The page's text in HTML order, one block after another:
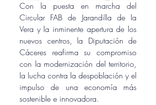
Con la puesta en marcha del
Circular FAB de Jarandilla de la
Vera y la inminente apertura de los
nuevos centros, la Diputación de
Cáceres reafirma su compromiso
con la modernización del territorio,
la lucha contra la despoblación y el
impulso de una economía más
sostenible e innovadora.